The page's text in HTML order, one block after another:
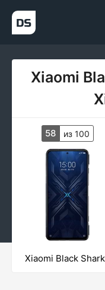
Xiaomi
58 из 100
Xiaomi Black